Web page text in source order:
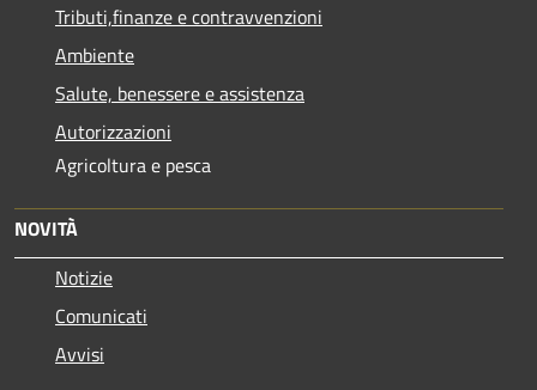
Tributi,finanze e contravvenzioni
Ambiente
Salute, benessere e assistenza
Autorizzazioni
Agricoltura e pesca
NOVITÀ
Notizie
Comunicati
Avvisi